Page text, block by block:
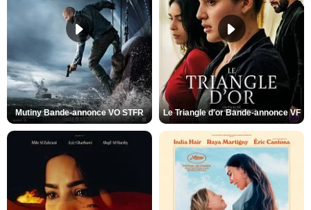
Mutiny Bande-annonce VO STFR Le Triangle d'or Bande-annonce VF